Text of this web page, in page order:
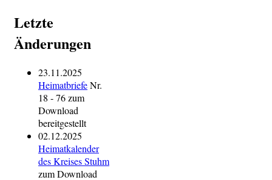
Letzte
Änderungen
23.11.2025
HeimatbriefeNr.
18 - 76 zum
Download
bereitgestellt
02.12.2025
Heimatkalender
des Kreises Stuhm
zum Download